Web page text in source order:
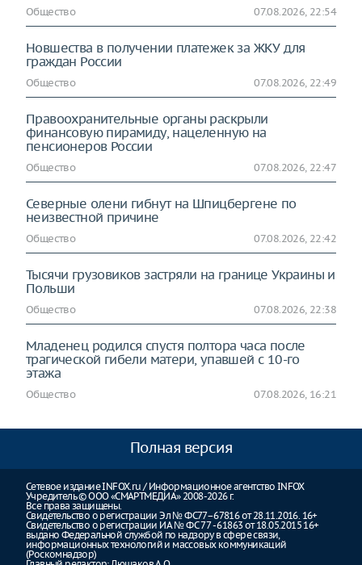
Общество 07.08.2026, 22:54
Новшества в получении платежек за ЖКУ для
граждан России
Общество 07.08.2026, 22:49
Правоохранительные органы раскрыли
финансовую пирамиду, нацеленную на
пенсионеров России
Общество 07.08.2026, 22:47
Северные олени гибнут на Шпицбергене по
неизвестной причине
Общество 07.08.2026, 22:42
Тысячи грузовиков застряли на границе Украины и
Польши
Общество 07.08.2026, 22:38
Младенец родился спустя полтора часа после
трагической гибели матери, упавшей с 10-го
этажа
Общество 07.08.2026, 16:21
Полная версия
Сетевое издание INFOX.ru / Информационное агентство INFOX
Учредитель © ООО «СМАРТМЕДИА» 2008-2026 г.
Все права защищены.
Свидетельство о регистрации Эл № ФС77–67816 от 28.11.2016. 16+
Свидетельство о регистрации ИА № ФС 77 - 61863 от 18.05.2015 16+
выдано Федеральной службой по надзору в сфере связи,
информационных технологий и массовых коммуникаций
(Роскомнадзор)